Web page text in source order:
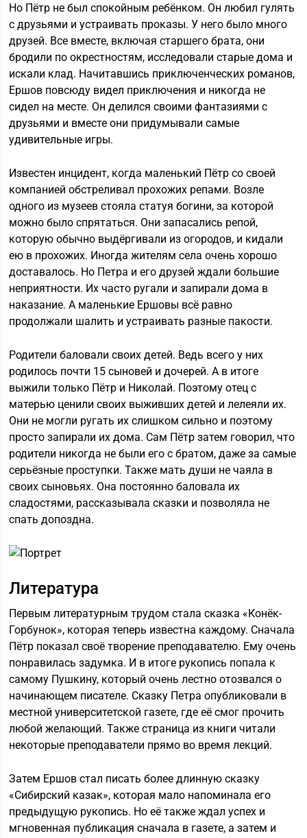
Но Пётр не был спокойным ребёнком. Он любил гулять
с друзьями и устраивать проказы. У него было много
друзей. Все вместе, включая старшего брата, они
бродили по окрестностям, исследовали старые дома и
искали клад. Начитавшись приключенческих романов,
Ершов повсюду видел приключения и никогда не
сидел на месте. Он делился своими фантазиями с
друзьями и вместе они придумывали самые
удивительные игры.
Известен инцидент, когда маленький Пётр со своей
компанией обстреливал прохожих репами. Возле
одного из музеев стояла статуя богини, за которой
можно было спрятаться. Они запасались репой,
которую обычно выдёргивали из огородов, и кидали
ею в прохожих. Иногда жителям села очень хорошо
доставалось. Но Петра и его друзей ждали большие
неприятности. Их часто ругали и запирали дома в
наказание. А маленькие Ершовы всё равно
продолжали шалить и устраивать разные пакости.
Родители баловали своих детей. Ведь всего у них
родилось почти 15 сыновей и дочерей. А в итоге
выжили только Пётр и Николай. Поэтому отец с
матерью ценили своих выживших детей и лелеяли их.
Они не могли ругать их слишком сильно и поэтому
просто запирали их дома. Сам Пётр затем говорил, что
родители никогда не были его с братом, даже за самые
серьёзные проступки. Также мать души не чаяла в
своих сыновьях. Она постоянно баловала их
сладостями, рассказывала сказки и позволяла не
спать допоздна.
Литература
Первым литературным трудом стала сказка «Конёк-
Горбунок», которая теперь известна каждому. Сначала
Пётр показал своё творение преподавателю. Ему очень
понравилась задумка. И в итоге рукопись попала к
самому Пушкину, который очень лестно отозвался о
начинающем писателе. Сказку Петра опубликовали в
местной университетской газете, где её смог прочить
любой желающий. Также страница из книги читали
некоторые преподаватели прямо во время лекций.
Затем Ершов стал писать более длинную сказку
«Сибирский казак», которая мало напоминала его
предыдущую рукопись. Но её также ждал успех и
мгновенная публикация сначала в газете, а затем и